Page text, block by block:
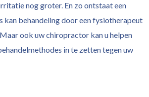
nog groter. En zo ontstaat een
kan behandeling door een fysiotherapeut
ook uw chiropractor kan u helpen
in te zetten tegen uw